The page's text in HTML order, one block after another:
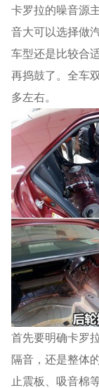
卡罗拉的噪音源
音大可以选择做
车型还是比较合
再捣鼓了。全车
多左右。
首先要明确卡罗
隔音，还是整体
止震板、吸音棉